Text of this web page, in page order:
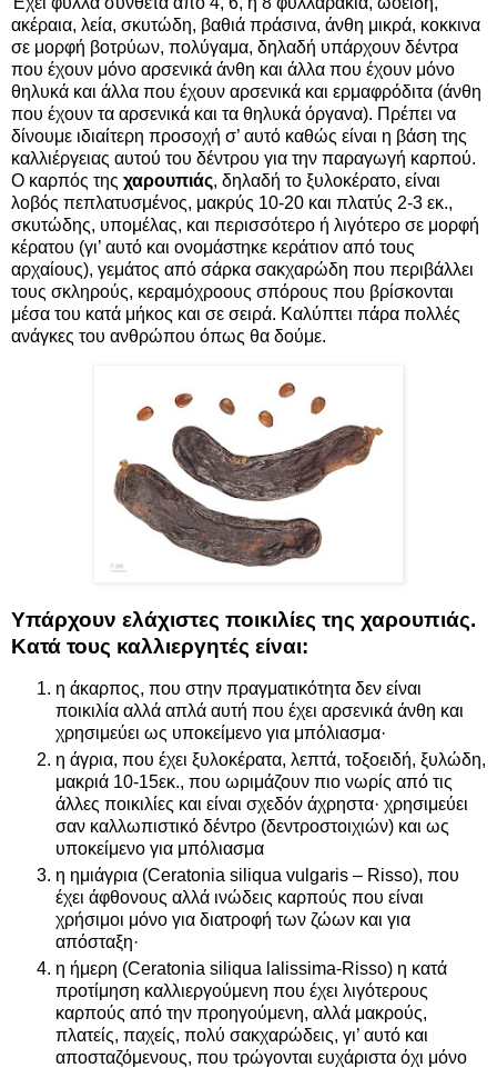
ακέραια, λεία, σκυτώδη, βαθιά πράσινα, άνθη μικρά, κοκκινα
σε μορφή βοτρύων, πολύγαμα, δηλαδή υπάρχουν δέντρα
που έχουν μόνο αρσενικά άνθη και άλλα που έχουν μόνο
θηλυκά και άλλα που έχουν αρσενικά και ερμαφρόδιτα (άνθη
που έχουν τα αρσενικά και τα θηλυκά όργανα). Πρέπει να
δίνουμε ιδιαίτερη προσοχή σ’ αυτό καθώς είναι η βάση της
καλλιέργειας αυτού του δέντρου για την παραγωγή καρπού.
Ο καρπός της χαρουπιάς, δηλαδή το ξυλοκέρατο, είναι
λοβός πεπλατυσμένος, μακρύς 10-20 και πλατύς 2-3 εκ.,
σκυτώδης, υπομέλας, και περισσότερο ή λιγότερο σε μορφή
κέρατου (γι’ αυτό και ονομάστηκε κεράτιον από τους
αρχαίους), γεμάτος από σάρκα σακχαρώδη που περιβάλλει
τους σκληρούς, κεραμόχροους σπόρους που βρίσκονται
μέσα του κατά μήκος και σε σειρά. Καλύπτει πάρα πολλές
ανάγκες του ανθρώπου όπως θα δούμε.
Υπάρχουν ελάχιστες ποικιλίες της χαρουπιάς.
Κατά τους καλλιεργητές είναι:
η άκαρπος, που στην πραγματικότητα δεν είναι
ποικιλία αλλά απλά αυτή που έχει αρσενικά άνθη και
χρησιμεύει ως υποκείμενο για μπόλιασμα·
η άγρια, που έχει ξυλοκέρατα, λεπτά, τοξοειδή, ξυλώδη,
μακριά 10-15εκ., που ωριμάζουν πιο νωρίς από τις
άλλες ποικιλίες και είναι σχεδόν άχρηστα· χρησιμεύει
σαν καλλωπιστικό δέντρο (δεντροστοιχιών) και ως
υποκείμενο για μπόλιασμα
η ημιάγρια (Ceratonia siliqua vulgaris – Risso), που
έχει άφθονους αλλά ινώδεις καρπούς που είναι
χρήσιμοι μόνο για διατροφή των ζώων και για
απόσταξη·
η ήμερη (Ceratonia siliqua lalissima-Risso) η κατά
προτίμηση καλλιεργούμενη που έχει λιγότερους
καρπούς από την προηγούμενη, αλλά μακρούς,
πλατείς, παχείς, πολύ σακχαρώδεις, γι’ αυτό και
αποσταζόμενους, που τρώγονται ευχάριστα όχι μόνο